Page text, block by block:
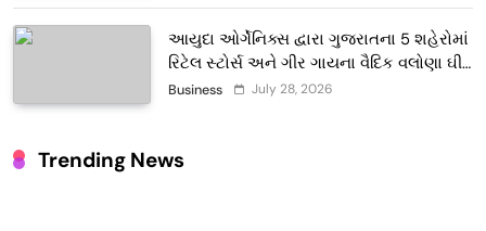
આયુદા ઓર્ગેનિક્સ દ્વારા ગુજરાતના 5 શહેરોમાં
રિટેલ સ્ટોર્સ અને ગીર ગાયના વૈદિક વલોણા ઘી-
દૂધની શુદ્ધ સેવાઓ સાથે વ્યાપક વિસ્તરણ
Business July 28, 2026
Trending News